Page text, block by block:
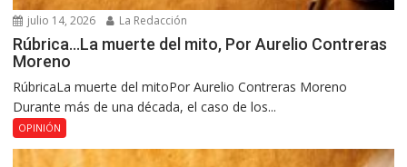
julio 14, 2026 La Redacción
Rúbrica…La muerte del mito, Por Aurelio Contreras
Moreno
RúbricaLa muerte del mitoPor Aurelio Contreras Moreno
Durante más de una década, el caso de los...
OPINIÓN